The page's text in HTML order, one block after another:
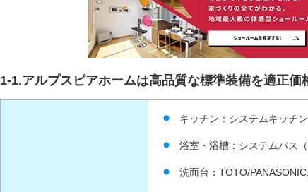
1-1.アルプスピアホームは高品質な標準装備を適正価
キッチン：システムキッチ
浴室・浴槽：システムバス
洗面台：TOTO/